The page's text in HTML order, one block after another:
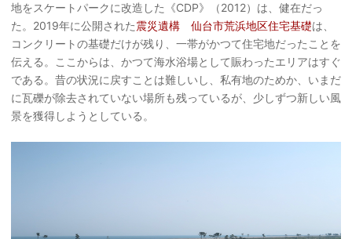
地をスケートパークに改造した《CDP》（2012）は、健在だっ
た。2019年に公開された震災遺構 仙台市荒浜地区住宅基礎は、
コンクリートの基礎だけが残り、一帯がかつて住宅地だったことを
伝える。ここからは、かつて海水浴場として賑わったエリアはすぐ
である。昔の状況に戻すことは難しいし、私有地のためか、いまだ
に瓦礫が除去されていない場所も残っているが、少しずつ新しい風
景を獲得しようとしている。